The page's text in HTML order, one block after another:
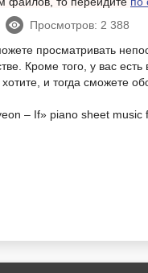
Просмотров: 2 388
просматривать
Кроме того, у вас
и тогда сможете
– If» piano sheet